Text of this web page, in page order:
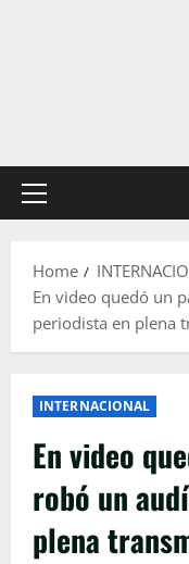
Primary
Home
En video quedó un
periodista en plena
INTERNACIONAL
En video
robó un
plena